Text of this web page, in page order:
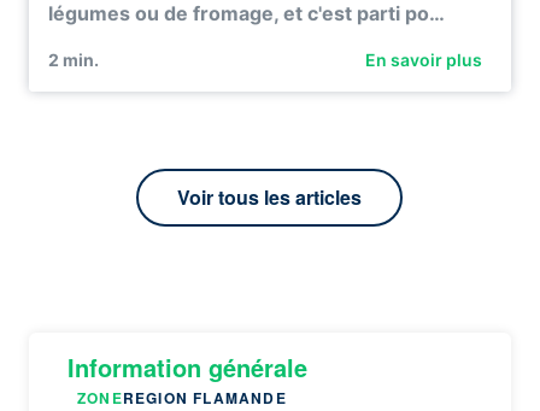
légumes ou de fromage, et c'est parti po…
2 min. En savoir plus
Voir tous les articles
Information générale
ZONEREGION FLAMANDE